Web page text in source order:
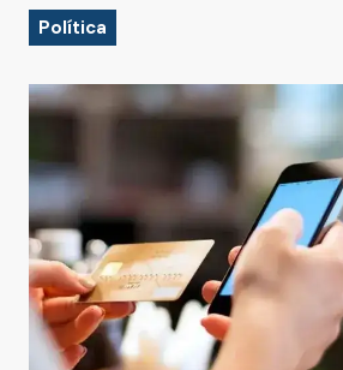
Política